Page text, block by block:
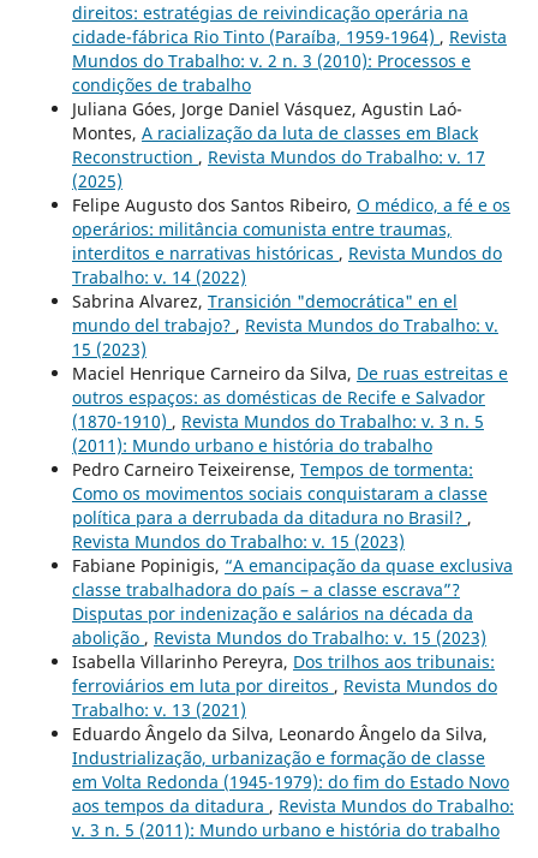
direitos: estratégias de reivindicação operária na
cidade-fábrica Rio Tinto (Paraíba, 1959-1964) , Revista
Mundos do Trabalho: v. 2 n. 3 (2010): Processos e
condições de trabalho
Juliana Góes, Jorge Daniel Vásquez, Agustin Laó-
Montes, A racialização da luta de classes em Black
Reconstruction , Revista Mundos do Trabalho: v. 17
(2025)
Felipe Augusto dos Santos Ribeiro, O médico, a fé e os
operários: militância comunista entre traumas,
interditos e narrativas históricas , Revista Mundos do
Trabalho: v. 14 (2022)
Sabrina Alvarez, Transición "democrática" en el
mundo del trabajo? , Revista Mundos do Trabalho: v.
15 (2023)
Maciel Henrique Carneiro da Silva, De ruas estreitas e
outros espaços: as domésticas de Recife e Salvador
(1870-1910) , Revista Mundos do Trabalho: v. 3 n. 5
(2011): Mundo urbano e história do trabalho
Pedro Carneiro Teixeirense, Tempos de tormenta:
Como os movimentos sociais conquistaram a classe
política para a derrubada da ditadura no Brasil? ,
Revista Mundos do Trabalho: v. 15 (2023)
Fabiane Popinigis, “A emancipação da quase exclusiva
classe trabalhadora do país – a classe escrava”?
Disputas por indenização e salários na década da
abolição , Revista Mundos do Trabalho: v. 15 (2023)
Isabella Villarinho Pereyra, Dos trilhos aos tribunais:
ferroviários em luta por direitos , Revista Mundos do
Trabalho: v. 13 (2021)
Eduardo Ângelo da Silva, Leonardo Ângelo da Silva,
Industrialização, urbanização e formação de classe
em Volta Redonda (1945-1979): do fim do Estado Novo
aos tempos da ditadura , Revista Mundos do Trabalho:
v. 3 n. 5 (2011): Mundo urbano e história do trabalho